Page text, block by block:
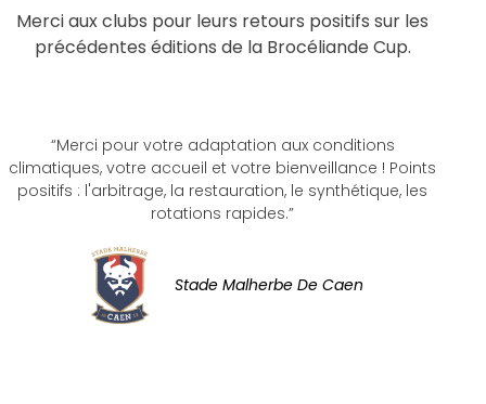
Merci aux clubs pour leurs retours positifs sur les
précédentes éditions de la Brocéliande Cup.
“Merci pour votre adaptation aux conditions
climatiques, votre accueil et votre bienveillance ! Points
positifs : l'arbitrage, la restauration, le synthétique, les
rotations rapides.”
Stade Malherbe De Caen